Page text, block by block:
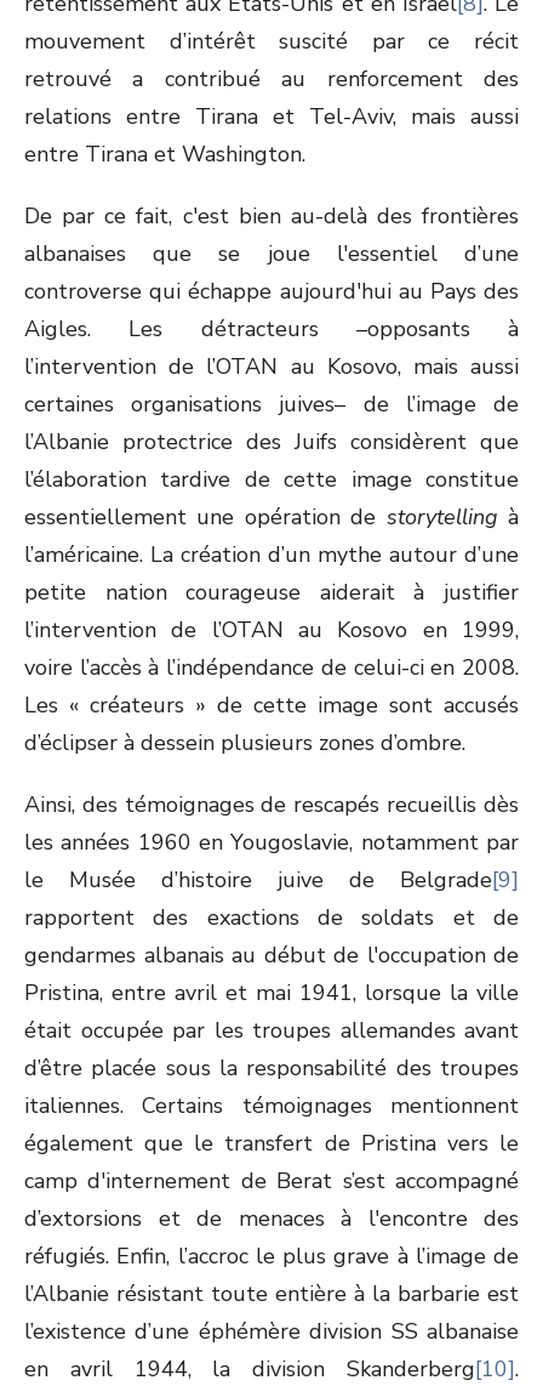
mouvement d’intérêt suscité par ce récit
retrouvé a contribué au renforcement des
relations entre Tirana et Tel-Aviv, mais aussi
entre Tirana et Washington.
De par ce fait, c'est bien au-delà des frontières
albanaises que se joue l'essentiel d’une
controverse qui échappe aujourd'hui au Pays des
Aigles. Les détracteurs –opposants à
l’intervention de l’OTAN au Kosovo, mais aussi
certaines organisations juives– de l’image de
l’Albanie protectrice des Juifs considèrent que
l’élaboration tardive de cette image constitue
essentiellement une opération de storytelling à
l’américaine. La création d’un mythe autour d’une
petite nation courageuse aiderait à justifier
l’intervention de l’OTAN au Kosovo en 1999,
voire l’accès à l’indépendance de celui-ci en 2008.
Les « créateurs » de cette image sont accusés
d’éclipser à dessein plusieurs zones d’ombre.
Ainsi, des témoignages de rescapés recueillis dès
les années 1960 en Yougoslavie, notamment par
le Musée d’histoire juive de Belgrade[9]
rapportent des exactions de soldats et de
gendarmes albanais au début de l'occupation de
Pristina, entre avril et mai 1941, lorsque la ville
était occupée par les troupes allemandes avant
d’être placée sous la responsabilité des troupes
italiennes. Certains témoignages mentionnent
également que le transfert de Pristina vers le
camp d'internement de Berat s’est accompagné
d’extorsions et de menaces à l'encontre des
réfugiés. Enfin, l’accroc le plus grave à l’image de
l’Albanie résistant toute entière à la barbarie est
l’existence d’une éphémère division SS albanaise
en avril 1944, la division Skanderberg[10].